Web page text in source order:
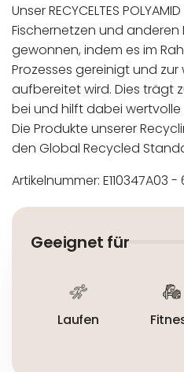
Unser RECYCELTES
Fischernetzen und
gewonnen, indem es im
Prozesses gereinigt und
aufbereitet wird. Dies trägt
bei und hilft dabei wertvolle
Die Produkte unserer
den Global Recycled
Artikelnummer: E110347A03 -
Maschinenwäsche bis
Nicht bügeln
In der EU
Geeignet für
Laufen